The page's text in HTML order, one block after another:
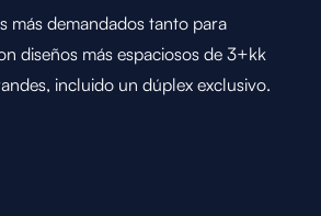
más demandados tanto para
diseños más espaciosos de 3+kk
incluido un dúplex exclusivo.